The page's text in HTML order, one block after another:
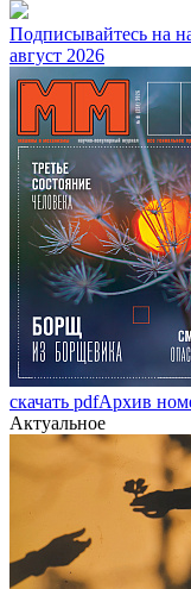
Подписывайтесь на
август 2026
скачать pdfАрхив
Актуальное